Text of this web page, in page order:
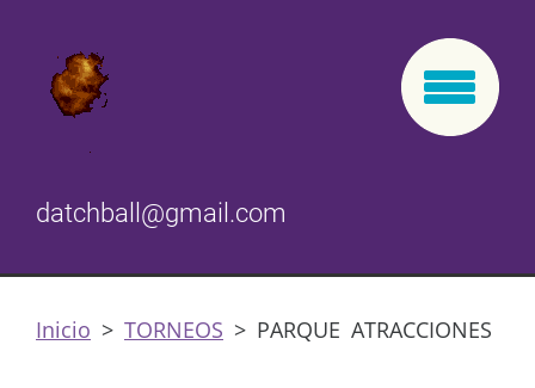
datchball@gmail.com
Inicio > TORNEOS > PARQUE ATRACCIONES